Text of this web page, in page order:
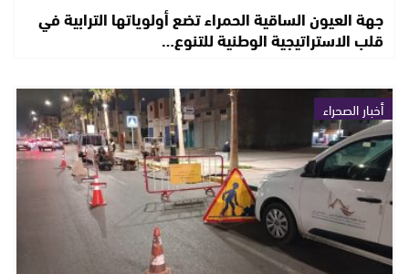
جهة العيون الساقية الحمراء تضع أولوياتها الترابية في
قلب الاستراتيجية الوطنية للتنوع…
أخبار الصحراء